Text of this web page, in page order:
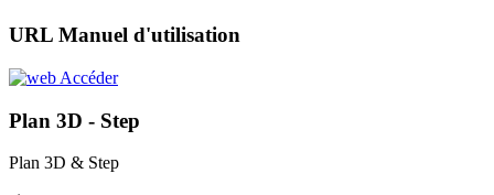
URL Manuel d'utilisation
Accéder
Plan 3D - Step
Plan 3D & Step